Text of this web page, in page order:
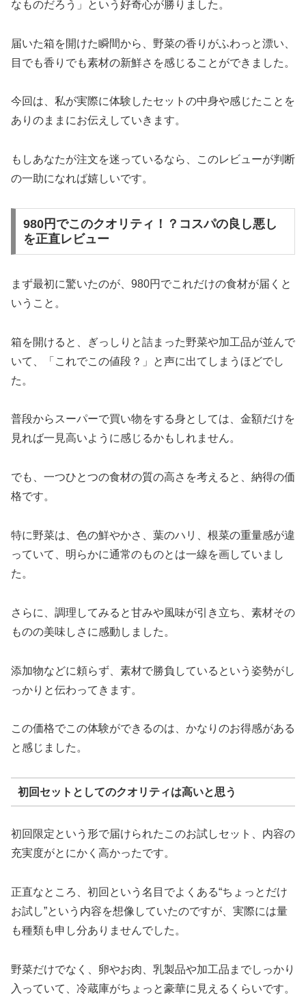
なものだろう」という好奇心が勝りました。
届いた箱を開けた瞬間から、野菜の香りがふわっと漂い、
目でも香りでも素材の新鮮さを感じることができました。
今回は、私が実際に体験したセットの中身や感じたことを
ありのままにお伝えしていきます。
もしあなたが注文を迷っているなら、このレビューが判断
の一助になれば嬉しいです。
980円でこのクオリティ！？コスパの良し悪し
を正直レビュー
まず最初に驚いたのが、980円でこれだけの食材が届くと
いうこと。
箱を開けると、ぎっしりと詰まった野菜や加工品が並んで
いて、「これでこの値段？」と声に出てしまうほどでし
た。
普段からスーパーで買い物をする身としては、金額だけを
見れば一見高いように感じるかもしれません。
でも、一つひとつの食材の質の高さを考えると、納得の価
格です。
特に野菜は、色の鮮やかさ、葉のハリ、根菜の重量感が違
っていて、明らかに通常のものとは一線を画していまし
た。
さらに、調理してみると甘みや風味が引き立ち、素材その
ものの美味しさに感動しました。
添加物などに頼らず、素材で勝負しているという姿勢がし
っかりと伝わってきます。
この価格でこの体験ができるのは、かなりのお得感がある
と感じました。
初回セットとしてのクオリティは高いと思う
初回限定という形で届けられたこのお試しセット、内容の
充実度がとにかく高かったです。
正直なところ、初回という名目でよくある“ちょっとだけ
お試し”という内容を想像していたのですが、実際には量
も種類も申し分ありませんでした。
野菜だけでなく、卵やお肉、乳製品や加工品までしっかり
入っていて、冷蔵庫がちょっと豪華に見えるくらいです。